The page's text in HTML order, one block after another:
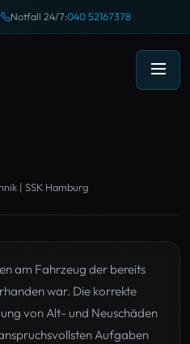
Notfall 24/7:040 52167378
| SSK Hamburg
am Fahrzeug der bereits
war. Die korrekte
von Alt- und Neuschäden
Aufgaben